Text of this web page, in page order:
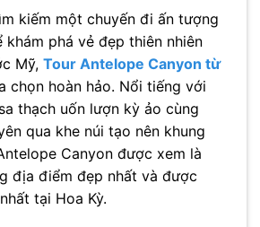
kiếm một chuyến đi ấn tượng
khám phá vẻ đẹp thiên nhiên
Mỹ, Tour Antelope Canyon từ
chọn hoàn hảo. Nổi tiếng với
thạch uốn lượn kỳ ảo cùng
qua khe núi tạo nên khung
Canyon được xem là
địa điểm đẹp nhất và được
tại Hoa Kỳ.